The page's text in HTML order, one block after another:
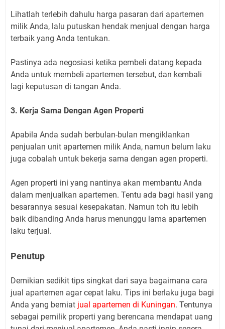
Lihatlah terlebih dahulu harga pasaran dari apartemen
milik Anda, lalu putuskan hendak menjual dengan harga
terbaik yang Anda tentukan.
Pastinya ada negosiasi ketika pembeli datang kepada
Anda untuk membeli apartemen tersebut, dan kembali
lagi keputusan di tangan Anda.
3. Kerja Sama Dengan Agen Properti
Apabila Anda sudah berbulan-bulan mengiklankan
penjualan unit apartemen milik Anda, namun belum laku
juga cobalah untuk bekerja sama dengan agen properti.
Agen properti ini yang nantinya akan membantu Anda
dalam menjualkan apartemen. Tentu ada bagi hasil yang
besarannya sesuai kesepakatan. Namun toh itu lebih
baik dibanding Anda harus menunggu lama apartemen
laku terjual.
Penutup
Demikian sedikit tips singkat dari saya bagaimana cara
jual apartemen agar cepat laku. Tips ini berlaku juga bagi
Anda yang berniat jual apartemen di Kuningan. Tentunya
sebagai pemilik properti yang berencana mendapat uang